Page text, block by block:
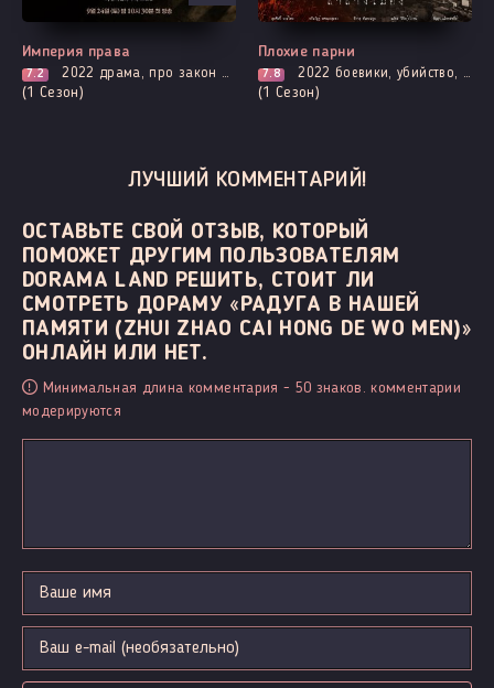
Все серии
Империя права
7.2 2022 драма, про закон прокуроров и адвокатов, мелодрама
(1 Сезон)
Выходит - 1 Серия
Плохие парни
7.8 2022 боевики, убийство, криминал, психология, триллер, смерть
(1 Сезон)
ЛУЧШИЙ КОММЕНТАРИЙ!
ОСТАВЬТЕ СВОЙ ОТЗЫВ, КОТОРЫЙ
ПОМОЖЕТ ДРУГИМ ПОЛЬЗОВАТЕЛЯМ
DORAMA LAND РЕШИТЬ, СТОИТ ЛИ
СМОТРЕТЬ ДОРАМУ «РАДУГА В НАШЕЙ
ПАМЯТИ (ZHUI ZHAO CAI HONG DE WO MEN)»
ОНЛАЙН ИЛИ НЕТ.
Минимальная длина комментария - 50 знаков. комментарии
модерируются